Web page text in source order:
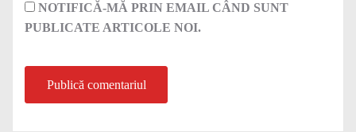
NOTIFICĂ-MĂ PRIN EMAIL CÂND SUNT
PUBLICATE ARTICOLE NOI.